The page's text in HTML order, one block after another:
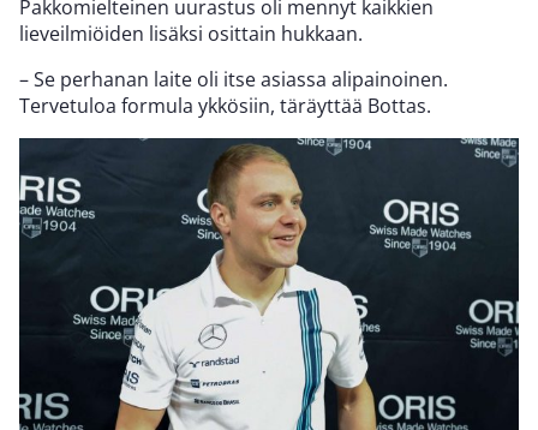
Pakkomielteinen uurastus oli mennyt kaikkien
lieveilmiöiden lisäksi osittain hukkaan.
– Se perhanan laite oli itse asiassa alipainoinen.
Tervetuloa formula ykkösiin, täräyttää Bottas.